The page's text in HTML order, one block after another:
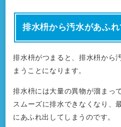
排水枡から汚水があふれ
排水枡がつまると、排水枡から
まうことになります。
排水枡には大量の異物が溜まっ
スムーズに排水できなくなり、
にあふれ出してしまうのです。